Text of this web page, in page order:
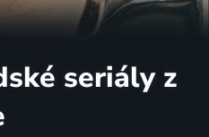
seriály z